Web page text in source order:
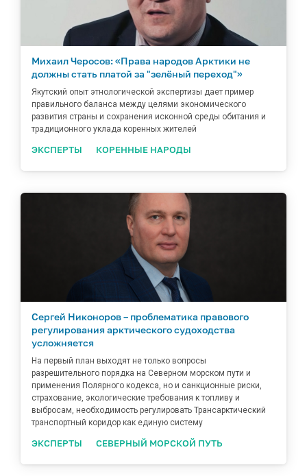
Михаил Черосов: «Права народов Арктики не
должны стать платой за "зелёный переход"»
Якутский опыт этнологической экспертизы дает пример
правильного баланса между целями экономического
развития страны и сохранения исконной среды обитания и
традиционного уклада коренных жителей
ЭКСПЕРТЫ КОРЕННЫЕ НАРОДЫ
Сергей Никоноров – проблематика правового
регулирования арктического судоходства
усложняется
На первый план выходят не только вопросы
разрешительного порядка на Северном морском пути и
применения Полярного кодекса, но и санкционные риски,
страхование, экологические требования к топливу и
выбросам, необходимость регулировать Трансарктический
транспортный коридор как единую систему
ЭКСПЕРТЫ СЕВЕРНЫЙ МОРСКОЙ ПУТЬ